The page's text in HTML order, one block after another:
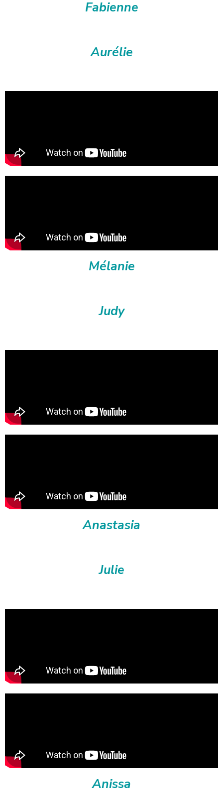
Fabienne
Aurélie
Mélanie
Judy
Anastasia
Julie
Anissa